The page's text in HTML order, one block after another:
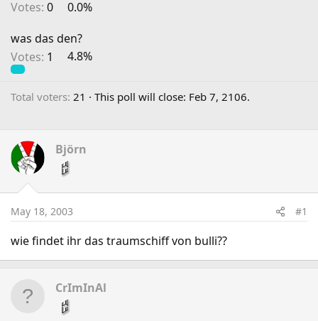
Votes: 0
0.0%
was das den?
Votes: 1 4.8%
Total voters 21 This poll will close: Feb 7, 2106.
Björn
May 18, 2003 #1
wie findet ihr das traumschiff von bulli??
CrImInAl